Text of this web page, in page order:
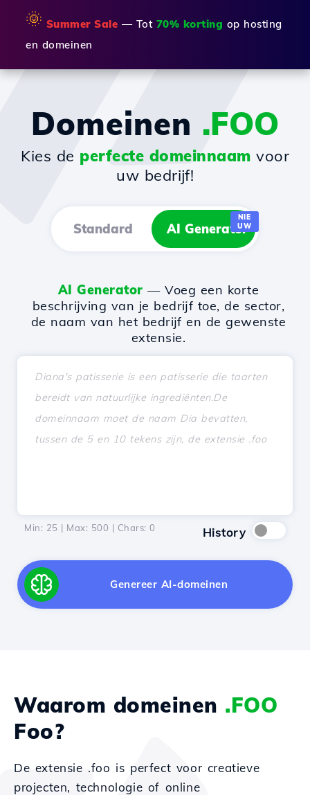
🌞 Summer Sale — Tot 70% korting op hosting
en domeinen
Domeinen .FOO
Kies de perfecte domeinnaam voor
uw bedrijf!
Standard AI Generator
NIE
UW
AI Generator — Voeg een korte
beschrijving van je bedrijf toe, de sector,
de naam van het bedrijf en de gewenste
extensie.
Min: 25 | Max: 500 | Chars: 0 History
Genereer AI-domeinen
Waarom domeinen .FOO
Foo?
De extensie .foo is perfect voor creatieve
projecten, technologie of online